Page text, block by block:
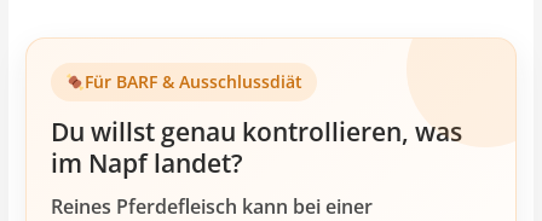
Für BARF & Ausschlussdiät
Du willst genau kontrollieren, was
im Napf landet?
Reines Pferdefleisch kann bei einer